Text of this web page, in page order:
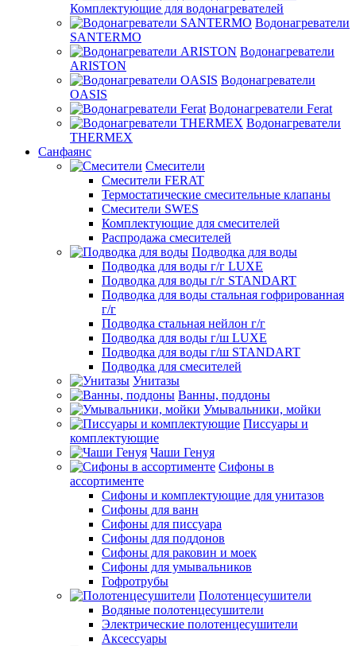
Комплектующие для водонагревателей
Водонагреватели
SANTERMO
Водонагреватели
ARISTON
Водонагреватели
OASIS
Водонагреватели Ferat
Водонагреватели
THERMEX
Санфаянс
Смесители
Смесители FERAT
Термостатические смесительные клапаны
Смесители SWES
Комплектующие для смесителей
Распродажа смесителей
Подводка для воды
Подводка для воды г/г LUXE
Подводка для воды г/г STANDART
Подводка для воды стальная гофрированная
г/г
Подводка стальная нейлон г/г
Подводка для воды г/ш LUXE
Подводка для воды г/ш STANDART
Подводка для смесителей
Унитазы
Ванны, поддоны
Умывальники, мойки
Писсуары и
комплектующие
Чаши Генуя
Сифоны в
ассортименте
Сифоны и комплектующие для унитазов
Сифоны для ванн
Сифоны для писсуара
Сифоны для поддонов
Сифоны для раковин и моек
Сифоны для умывальников
Гофротрубы
Полотенцесушители
Водяные полотенцесушители
Электрические полотенцесушители
Аксессуары